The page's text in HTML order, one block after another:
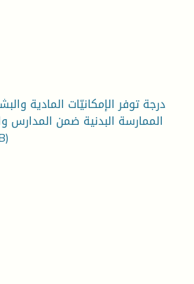
درجة توفر الإمكانيّات المادية
الممارسة البدنية ضمن المدارس